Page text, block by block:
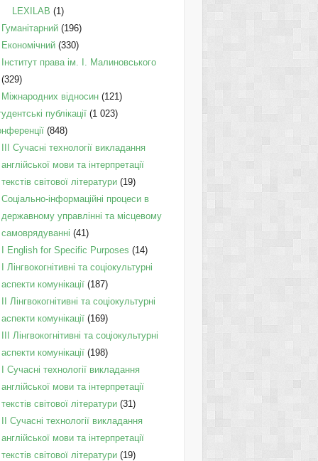
LEXILAB (1)
Гуманітарний(196)
Економічний(330)
Інститут права ім. І. Малиновського
(329)
Міжнародних відносин(121)
публікації(1 023)
(848)
III Сучасні технології викладання
англійської мови та інтерпретації
текстів світової літератури(19)
Соціально-інформаційні процеси в
державному управлінні та місцевому
самоврядуванні (41)
І English for Specific Purposes (14)
I Лінгвокогнітивні та соціокультурні
аспекти комунікації(187)
IІ Лінгвокогнітивні та соціокультурні
аспекти комунікації(169)
IІI Лінгвокогнітивні та соціокультурні
аспекти комунікації(198)
I Cучасні технології викладання
англійської мови та інтерпретації
текстів світової літератури(31)
II Cучасні технології викладання
англійської мови та інтерпретації
текстів світової літератури(19)